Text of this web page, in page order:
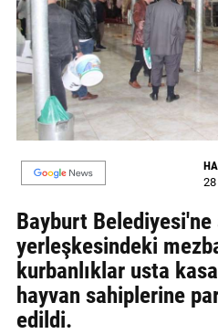
GALERİ
VİDEO
YAZARLAR
BİZE
ULAŞIN
İletişim
Gizlilik
Sözleşmesi
Bayburt Belediyesi'ne
yerleşkesindeki
kurbanlıklar usta
hayvan sahiplerine
edildi.